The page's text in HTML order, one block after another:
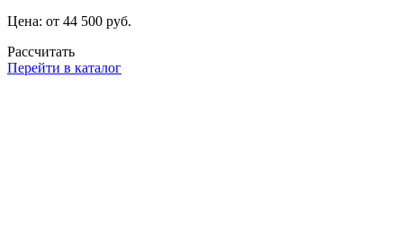
Цена: от 44 500 руб.
Рассчитать
Перейти в каталог